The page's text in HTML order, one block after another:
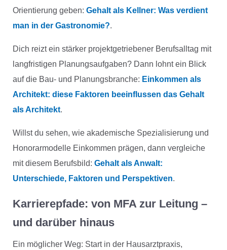
Orientierung geben: Gehalt als Kellner: Was verdient
man in der Gastronomie?.
Dich reizt ein stärker projektgetriebener Berufsalltag mit
langfristigen Planungsaufgaben? Dann lohnt ein Blick
auf die Bau- und Planungsbranche: Einkommen als
Architekt: diese Faktoren beeinflussen das Gehalt
als Architekt.
Willst du sehen, wie akademische Spezialisierung und
Honorarmodelle Einkommen prägen, dann vergleiche
mit diesem Berufsbild: Gehalt als Anwalt:
Unterschiede, Faktoren und Perspektiven.
Karrierepfade: von MFA zur Leitung –
und darüber hinaus
Ein möglicher Weg: Start in der Hausarztpraxis,